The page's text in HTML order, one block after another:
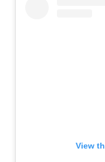
View